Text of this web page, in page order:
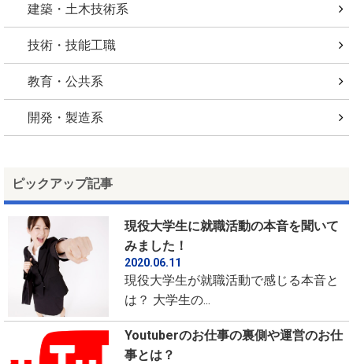
建築・土木技術系
技術・技能工職
教育・公共系
開発・製造系
ピックアップ記事
現役大学生に就職活動の本音を聞いて
みました！
2020.06.11
現役大学生が就職活動で感じる本音と
は？ 大学生の...
Youtuberのお仕事の裏側や運営のお仕
事とは？